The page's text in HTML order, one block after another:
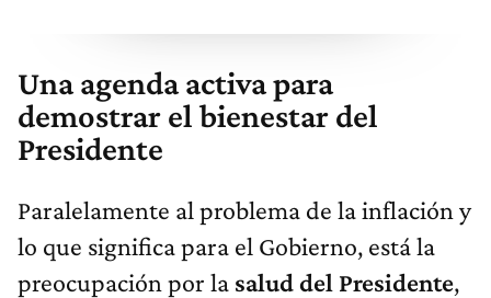
Una agenda activa para
demostrar el bienestar del
Presidente
Paralelamente al problema de la inflación y
lo que significa para el Gobierno, está la
preocupación por la salud del Presidente,